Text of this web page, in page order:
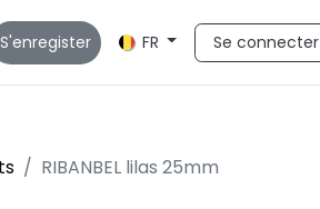
S'enregister FR Se connecter
RIBANBEL lilas 25mm